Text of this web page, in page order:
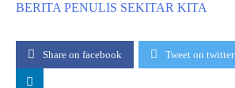
BERITA PENULIS SEKITAR KITA
Share on facebook Tweet on twitter